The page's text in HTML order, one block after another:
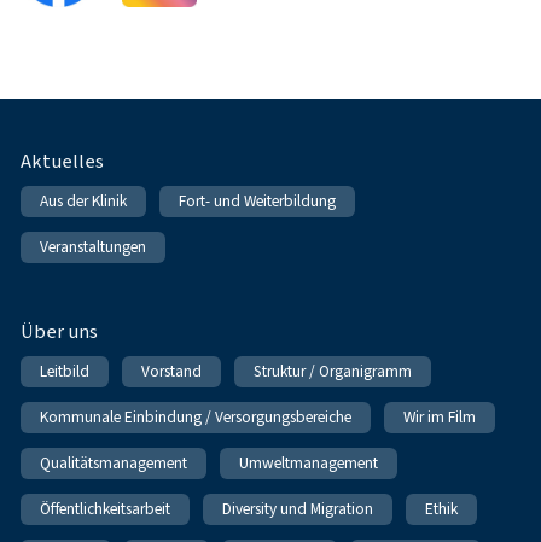
Fußnavigation
Aktuelles
Aus der Klinik Fort- und Weiterbildung
Veranstaltungen
Über uns
Leitbild Vorstand Struktur / Organigramm
Kommunale Einbindung / Versorgungsbereiche Wir im Film
Qualitätsmanagement Umweltmanagement
Öffentlichkeitsarbeit Diversity und Migration Ethik